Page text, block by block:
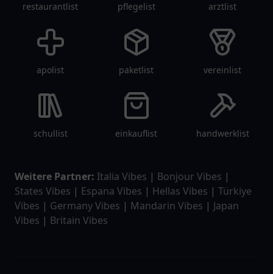
restaurantlist pflegelist arztlist
apolist paketlist vereinlist
schullist einkauflist handwerklist
Weitere Partner: Italia Vibes | Bonjour Vibes |
States Vibes | Espana Vibes | Hellas Vibes | Türkiye
Vibes | Germany Vibes | Mandarin Vibes | Japan
Vibes | Britain Vibes